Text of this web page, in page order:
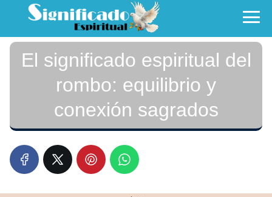
El significado espiritual del
rombo: equilibrio y
conexión sagrados